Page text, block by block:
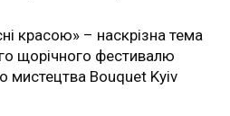
красою» – наскрізна тема
щорічного фестивалю
мистецтва Bouquet Kyiv